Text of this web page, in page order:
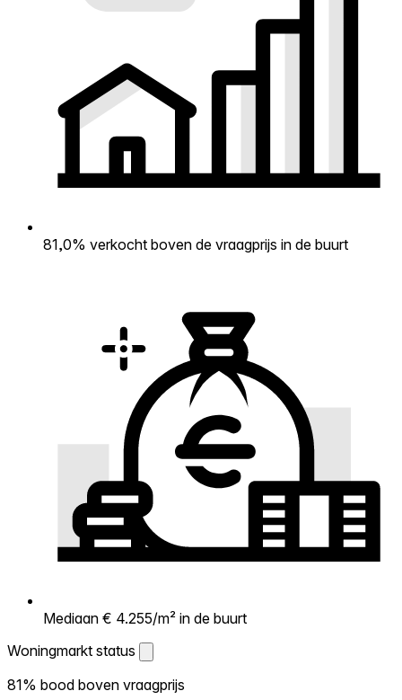
81,0% verkocht boven de vraagprijs in de buurt
Mediaan € 4.255/m² in de buurt
Woningmarkt status
Woningmarkt status
81% bood boven vraagprijs